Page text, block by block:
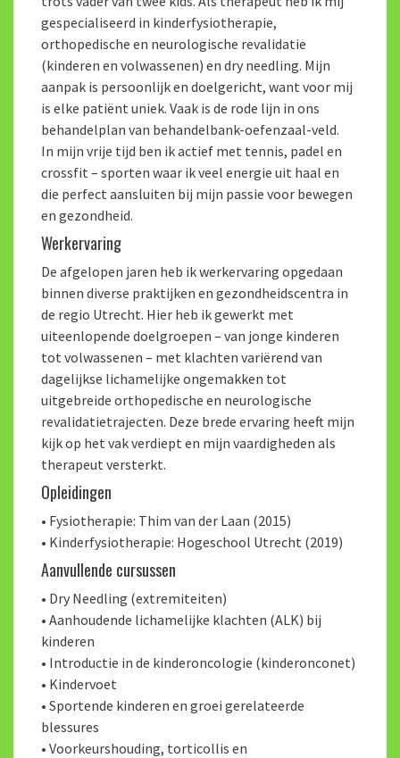
gespecialiseerd in kinderfysiotherapie,
orthopedische en neurologische revalidatie
(kinderen en volwassenen) en dry needling. Mijn
aanpak is persoonlijk en doelgericht, want voor mij
is elke patiënt uniek. Vaak is de rode lijn in ons
behandelplan van behandelbank-oefenzaal-veld.
In mijn vrije tijd ben ik actief met tennis, padel en
crossfit – sporten waar ik veel energie uit haal en
die perfect aansluiten bij mijn passie voor bewegen
en gezondheid.
Werkervaring
De afgelopen jaren heb ik werkervaring opgedaan
binnen diverse praktijken en gezondheidscentra in
de regio Utrecht. Hier heb ik gewerkt met
uiteenlopende doelgroepen – van jonge kinderen
tot volwassenen – met klachten variërend van
dagelijkse lichamelijke ongemakken tot
uitgebreide orthopedische en neurologische
revalidatietrajecten. Deze brede ervaring heeft mijn
kijk op het vak verdiept en mijn vaardigheden als
therapeut versterkt.
Opleidingen
• Fysiotherapie: Thim van der Laan (2015)
• Kinderfysiotherapie: Hogeschool Utrecht (2019)
Aanvullende cursussen
• Dry Needling (extremiteiten)
• Aanhoudende lichamelijke klachten (ALK) bij
kinderen
• Introductie in de kinderoncologie (kinderonconet)
• Kindervoet
• Sportende kinderen en groei gerelateerde
blessures
• Voorkeurshouding, torticollis en